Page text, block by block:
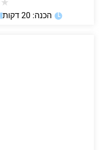
★
הכנה: 20 דקות